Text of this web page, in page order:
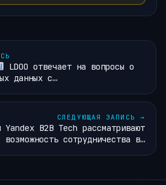
LDOO отвечает на вопросы о
данных с…
СЛЕДУЮЩАЯ ЗАПИСЬ →
B2B Tech рассматривают
возможность сотрудничества в…